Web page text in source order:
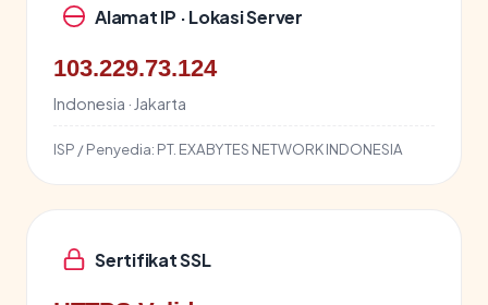
Alamat IP · Lokasi Server
103.229.73.124
Indonesia · Jakarta
ISP / Penyedia: PT. EXABYTES NETWORK INDONESIA
Sertifikat SSL